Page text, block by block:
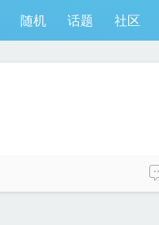
随机 话题 社区